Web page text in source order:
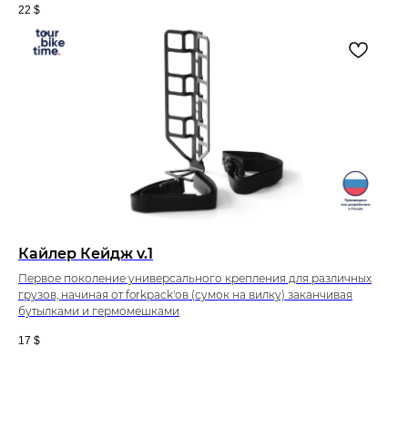
22 $
Кайлер Кейдж v.1
Первое поколение универсального крепления для различных
грузов, начиная от forkpack'ов (сумок на вилку) заканчивая
бутылками и гермомешками
17 $